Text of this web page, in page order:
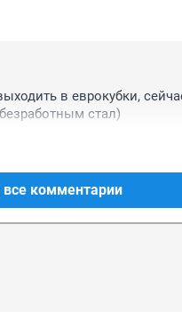
в еврокубки,
стал)
все комментарии